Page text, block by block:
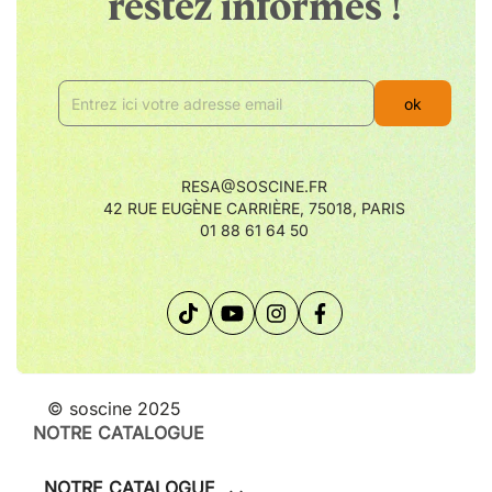
Adresse : 42 rue Eugène Carrière, 75018 Paris
Téléphone: 01 88 61 64 50
restez informés !
RESA@SOSCINE.FR
42 RUE EUGÈNE CARRIÈRE, 75018, PARIS
01 88 61 64 50
© soscine 2025
NOTRE CATALOGUE